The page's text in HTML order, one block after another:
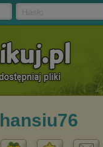
hansiu76